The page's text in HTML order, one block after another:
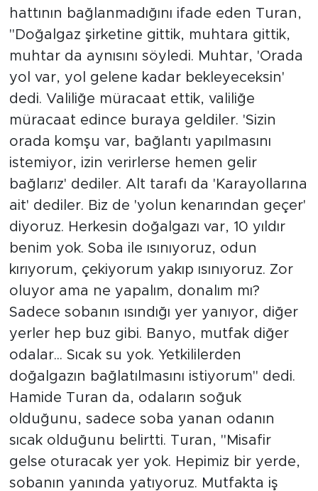
sahiplerinin izin vermeyince doğalgaz
hattının bağlanmadığını ifade eden Turan,
"Doğalgaz şirketine gittik, muhtara gittik,
muhtar da aynısını söyledi. Muhtar, 'Orada
yol var, yol gelene kadar bekleyeceksin'
dedi. Valiliğe müracaat ettik, valiliğe
müracaat edince buraya geldiler. 'Sizin
orada komşu var, bağlantı yapılmasını
istemiyor, izin verirlerse hemen gelir
bağlarız' dediler. Alt tarafı da 'Karayollarına
ait' dediler. Biz de 'yolun kenarından geçer'
diyoruz. Herkesin doğalgazı var, 10 yıldır
benim yok. Soba ile ısınıyoruz, odun
kırıyorum, çekiyorum yakıp ısınıyoruz. Zor
oluyor ama ne yapalım, donalım mı?
Sadece sobanın ısındığı yer yanıyor, diğer
yerler hep buz gibi. Banyo, mutfak diğer
odalar... Sıcak su yok. Yetkililerden
doğalgazın bağlatılmasını istiyorum" dedi.
Hamide Turan da, odaların soğuk
olduğunu, sadece soba yanan odanın
sıcak olduğunu belirtti. Turan, "Misafir
gelse oturacak yer yok. Hepimiz bir yerde,